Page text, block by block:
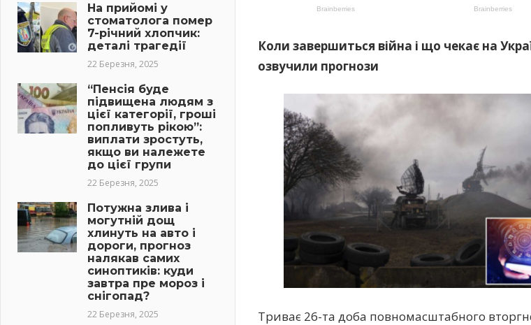
Коли завершиться війна і що чекає на
озвучили прогнози
Триває 26-та доба повномасштабного
На прийомі у
стоматолога помер
7-річний хлопчик:
деталі трагедії
22 Березня, 2025
“Пенсія буде
підвищена людям з
цієї категорії, гроші
попливуть рікою”:
виплати зростуть,
якщо ви належете
до цієї групи
22 Березня, 2025
Потужна злива і
могутній дощ
хлинуть на авто і
дороги, прогноз
налякав самих
синоптиків: куди
завтра пре мороз і
снігопад?
22 Березня, 2025